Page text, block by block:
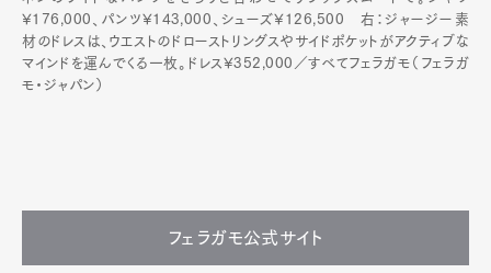
¥176,000、パンツ¥143,000、シューズ¥126,500 右：ジャージー素
材のドレスは、ウエストのドローストリングスやサイドポケットがアクティブな
マインドを運んでくる一枚。ドレス¥352,000／すべてフェラガモ（フェラガ
モ・ジャパン）
フェラガモ公式サイト